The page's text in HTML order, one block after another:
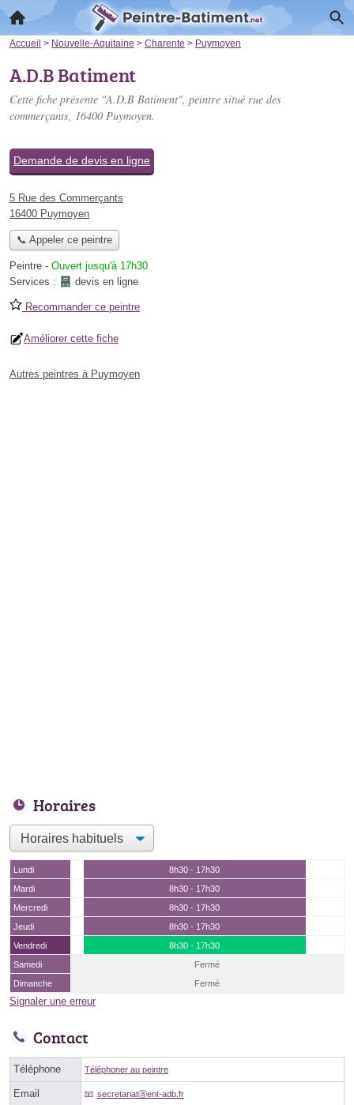
Accueil > Nouvelle-Aquitaine > Charente > Puymoyen
A.D.B Batiment
Cette fiche présente "A.D.B Batiment", peintre situé rue des
commerçants, 16400 Puymoyen.
Demande de devis en ligne
5 Rue des Commerçants
16400 Puymoyen
📞 Appeler ce peintre
Peintre - Ouvert jusqu'à 17h30
Services :
devis en ligne
Recommander ce peintre
Améliorer cette fiche
Autres peintres à Puymoyen
Horaires
Lundi
8h30 - 17h30
Mardi
8h30 - 17h30
Mercredi
8h30 - 17h30
Jeudi
8h30 - 17h30
Vendredi
8h30 - 17h30
Samedi
Fermé
Dimanche
Fermé
Signaler une erreur
Contact
Téléphone Téléphoner au peintre
Email secretariatⓐent-adb.fr